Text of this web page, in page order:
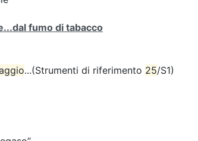
fumo di tabacco
...(Strumenti di riferimento 25/S1)